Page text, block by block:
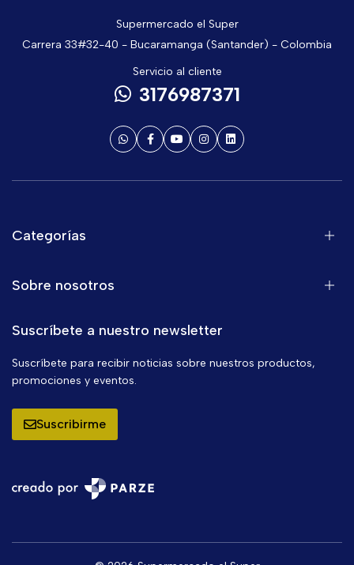
Supermercado el Super
Carrera 33#32-40 - Bucaramanga (Santander) - Colombia
Servicio al cliente
3176987371
Categorías
Sobre nosotros
Suscríbete a nuestro newsletter
Suscríbete para recibir noticias sobre nuestros productos,
promociones y eventos.
Suscribirme